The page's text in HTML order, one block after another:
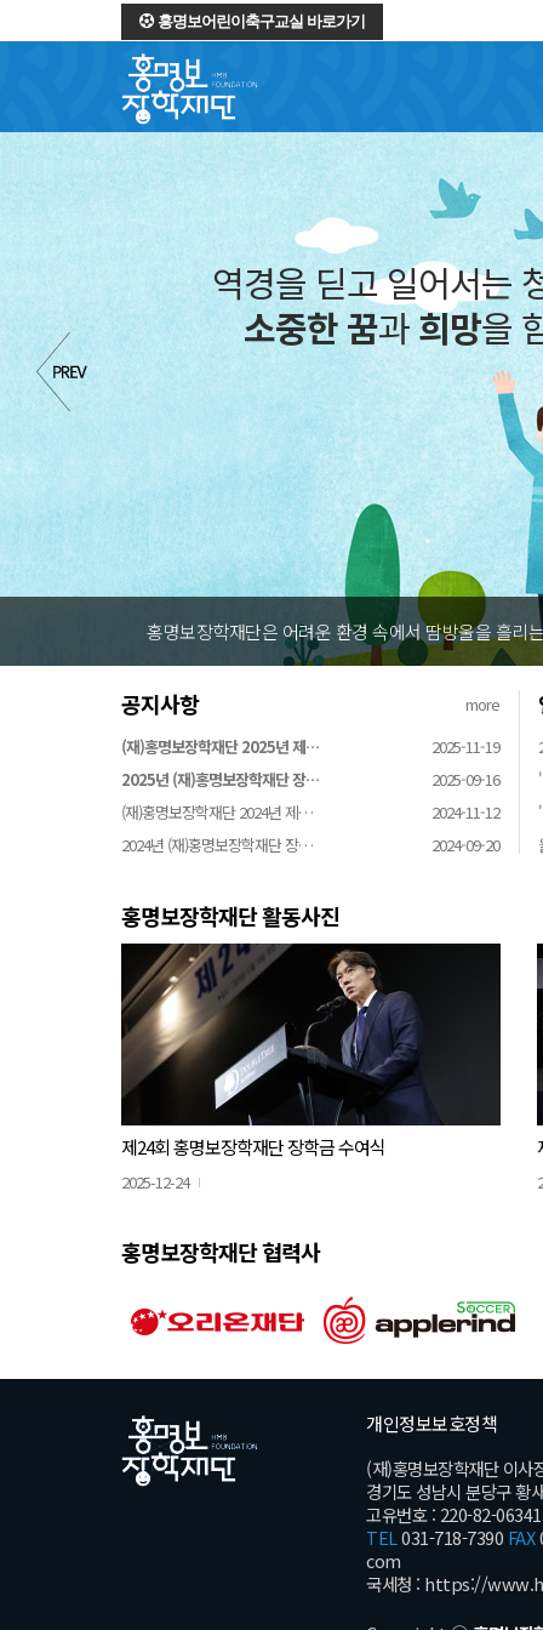
홍명보어린이축구교실 바로가기
역경을 딛고 일어서는
소중한 꿈과희망을
홍명보장학재단은 어려운 환경 속에서 땀방울을 흘리
공지사항
more
(재)홍명보장학재단 2025년 제…
2025-11-19
2025년 (재)홍명보장학재단 장…
2025-09-16
(재)홍명보장학재단 2024년 제…
2024-11-12
2024년 (재)홍명보장학재단 장…
2024-09-20
홍명보장학재단 활동사진
제24회 홍명보장학재단 장학금 수여식
2025-12-24
홍명보장학재단 협력사
개인정보보호정책
(재)홍명보장학재단 이사
경기도 성남시 분당구 황
고유번호 : 220-82-06341
TEL031-718-7390 FAX
com
국세청 : https://